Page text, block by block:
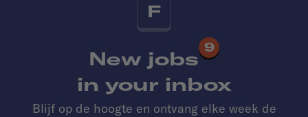
F
New jobs
9
in your inbox
Blijf op de hoogte en ontvang elke week de